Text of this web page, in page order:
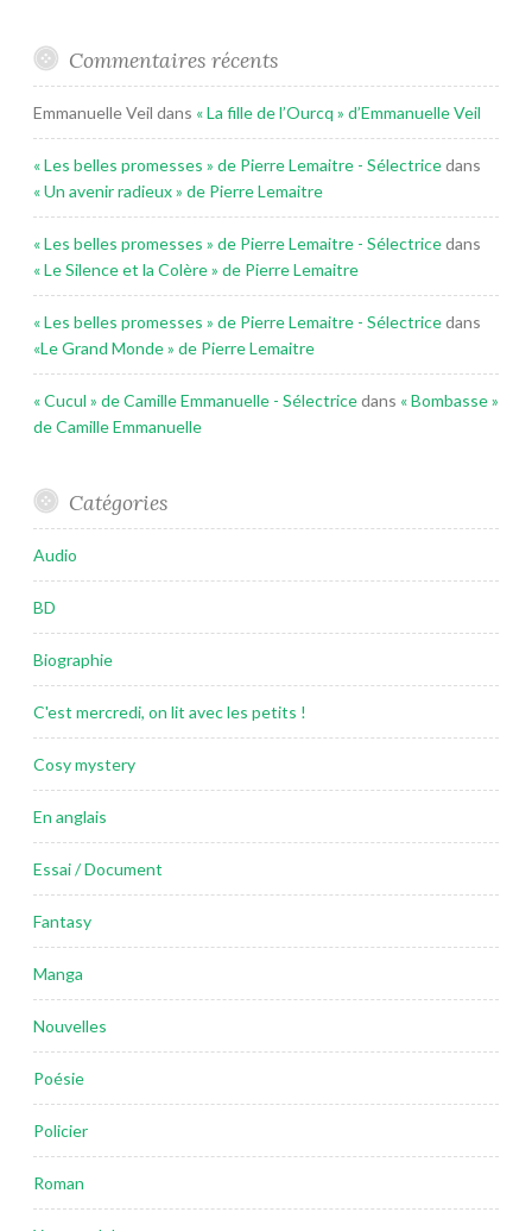
Commentaires récents
Emmanuelle Veil dans « La fille de l’Ourcq » d’Emmanuelle Veil
« Les belles promesses » de Pierre Lemaitre - Sélectricedans
« Un avenir radieux » de Pierre Lemaitre
« Les belles promesses » de Pierre Lemaitre - Sélectricedans
« Le Silence et la Colère » de Pierre Lemaitre
« Les belles promesses » de Pierre Lemaitre - Sélectricedans
«Le Grand Monde » de Pierre Lemaitre
« Cucul » de Camille Emmanuelle - Sélectricedans « Bombasse »
de Camille Emmanuelle
Catégories
Audio
BD
Biographie
C'est mercredi, on lit avec les petits !
Cosy mystery
En anglais
Essai / Document
Fantasy
Manga
Nouvelles
Poésie
Policier
Roman